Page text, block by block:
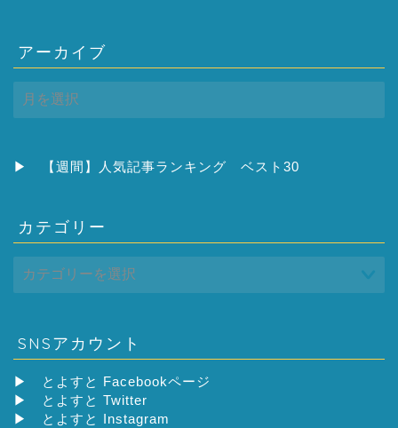
アーカイブ
ー
ブ
▶ 【週間】人気記事ランキング ベスト30
カテゴリー
SNSアカウント
▶
とよすと Facebookページ
▶
とよすと Twitter
▶
とよすと Instagram